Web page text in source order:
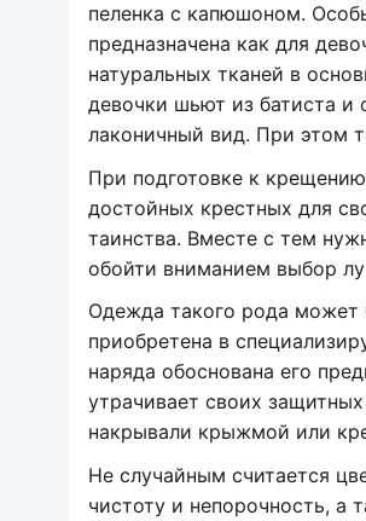
пеленка с капюшоном.
предназначена как для
натуральных тканей в
девочки шьют из батиста
лаконичный вид. При этом
При подготовке к
достойных крестных для
таинства. Вместе с тем
обойти вниманием выбор
Одежда такого рода может
приобретена в
наряда обоснована его
утрачивает своих
накрывали крыжмой или
Не случайным считается
чистоту и непорочность, а